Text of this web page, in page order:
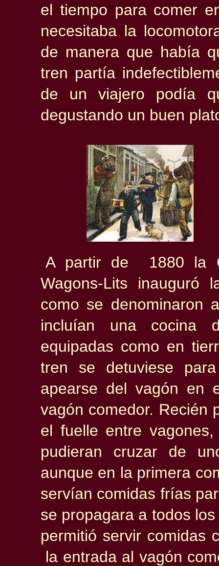
el tiempo para comer
necesitaba la
de manera que había
tren partía
de un viajero podía
degustando un buen
A partir de 1880 la
Wagons-Lits inauguró
como se denominaron
incluían una cocina
equipadas como en
tren se detuviese
apearse del vagón en
vagón comedor. Recién
el fuelle entre
pudieran cruzar de
aunque en la primera
servían comidas frías
se propagara a todos
permitió servir comidas
la entrada al vagón